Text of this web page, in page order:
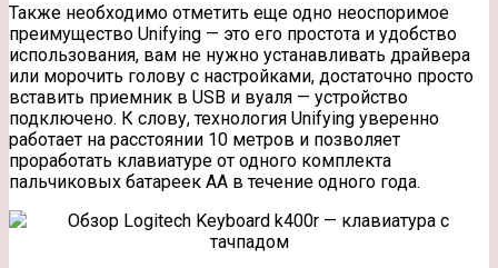
Также необходимо отметить еще одно неоспоримое
преимущество Unifying — это его простота и удобство
использования, вам не нужно устанавливать драйвера
или морочить голову с настройками, достаточно просто
вставить приемник в USB и вуаля — устройство
подключено. К слову, технология Unifying уверенно
работает на расстоянии 10 метров и позволяет
проработать клавиатуре от одного комплекта
пальчиковых батареек АА в течение одного года.